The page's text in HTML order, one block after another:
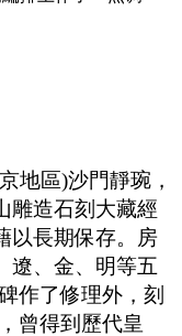
地區)沙門靜琬，
雕造石刻大藏經
以長期保存。房
遼、金、明等五
作了修理外，刻
曾得到歷代皇